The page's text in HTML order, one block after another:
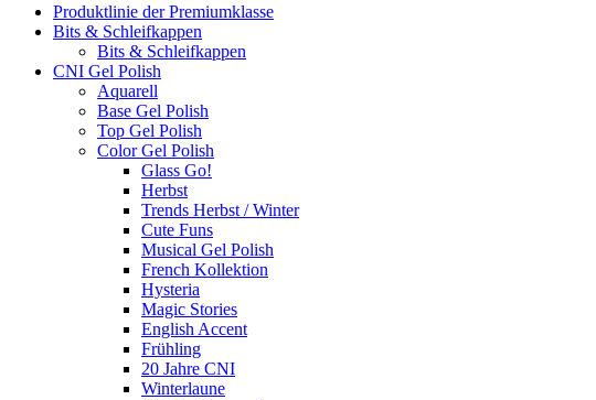
Produktlinie der Premiumklasse
Bits & Schleifkappen
Bits & Schleifkappen
CNI Gel Polish
Aquarell
Base Gel Polish
Top Gel Polish
Color Gel Polish
Glass Go!
Herbst
Trends Herbst / Winter
Cute Funs
Musical Gel Polish
French Kollektion
Hysteria
Magic Stories
English Accent
Frühling
20 Jahre CNI
Winterlaune